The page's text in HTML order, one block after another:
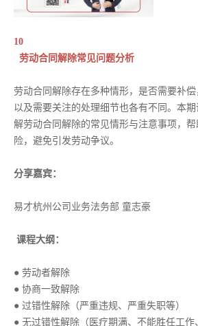
10
劳动合同解除常见问题分析
劳动合同解除存在多种情形，是否需要补偿
以及需要关注的处理细节也各有不同。本
解劳动合同解除的常见情形与注意事项，
险，避免引发劳动争议。
分享嘉宾：
易才杭州公司业务法务部 童志豪
课程大纲：
● 劳动者解除
● 协商一致解除
● 过错性解除（严重违规、严重失职等）
● 无过错性解除（医疗期满、不能胜任工作